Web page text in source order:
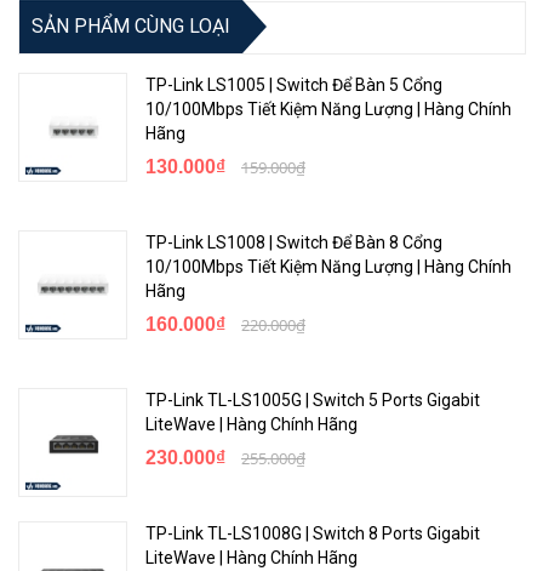
SẢN PHẨM CÙNG LOẠI
TP-Link LS1005 | Switch Để Bàn 5 Cổng
10/100Mbps Tiết Kiệm Năng Lượng | Hàng Chính
Hãng
130.000₫ 159.000₫
TP-Link LS1008 | Switch Để Bàn 8 Cổng
10/100Mbps Tiết Kiệm Năng Lượng | Hàng Chính
Hãng
160.000₫ 220.000₫
TP-Link TL-LS1005G | Switch 5 Ports Gigabit
LiteWave | Hàng Chính Hãng
230.000₫ 255.000₫
TP-Link TL-LS1008G | Switch 8 Ports Gigabit
LiteWave | Hàng Chính Hãng